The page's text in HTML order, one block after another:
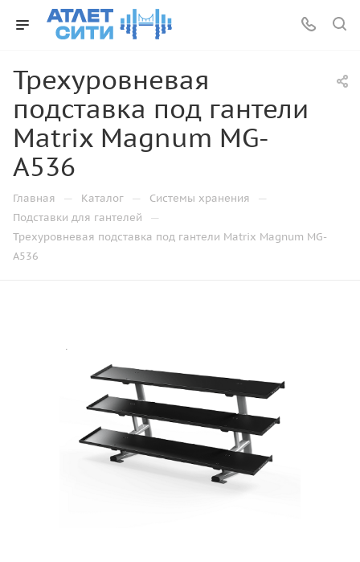
Трехуровневая
подставка под гантели
Matrix Magnum MG-
A536
Главная — Каталог — Системы хранения —
Подставки для гантелей —
Трехуровневая подставка под гантели Matrix Magnum MG-
A536